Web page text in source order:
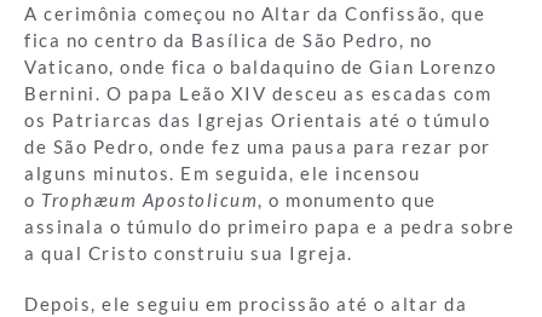
A cerimônia começou no Altar da Confissão, que
fica no centro da Basílica de São Pedro, no
Vaticano, onde fica o baldaquino de Gian Lorenzo
Bernini. O papa Leão XIV desceu as escadas com
os Patriarcas das Igrejas Orientais até o túmulo
de São Pedro, onde fez uma pausa para rezar por
alguns minutos. Em seguida, ele incensou
o Trophæum Apostolicum, o monumento que
assinala o túmulo do primeiro papa e a pedra sobre
a qual Cristo construiu sua Igreja.
Depois, ele seguiu em procissão até o altar da